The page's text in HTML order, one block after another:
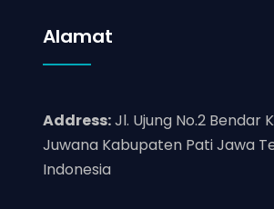
Alamat
Address:Jl. Ujung No.2 Bendar
Juwana Kabupaten Pati Jawa
Indonesia